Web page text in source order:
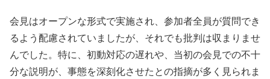
会見はオープンな形式で実施され、参加者全員が質問でき
るよう配慮されていましたが、それでも批判は収まりませ
んでした。特に、初動対応の遅れや、当初の会見での不十
分な説明が、事態を深刻化させたとの指摘が多く見られま